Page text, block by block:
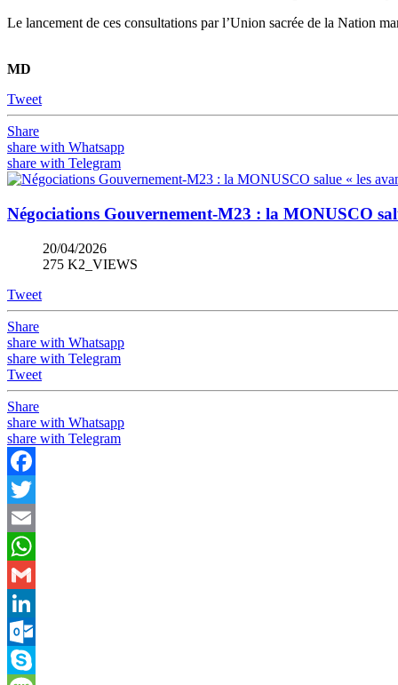
Le lancement de ces consultations par l’Union sacrée de la Nation
MD
Tweet
Share
share with Whatsapp
share with Telegram
Négociations Gouvernement-M23 : la MONUSCO
20/04/2026
275 K2_VIEWS
Tweet
Share
share with Whatsapp
share with Telegram
Tweet
Share
share with Whatsapp
share with Telegram
Facebook
Twitter
Email
WhatsApp
Gmail
LinkedIn
Outlook.com